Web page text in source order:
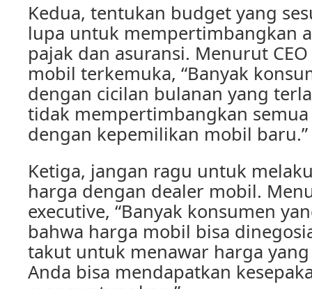
Kedua, tentukan budget yang
lupa untuk mempertimbangkan
pajak dan asuransi. Menurut
mobil terkemuka, “Banyak
dengan cicilan bulanan yang
tidak mempertimbangkan
dengan kepemilikan mobil baru.”
Ketiga, jangan ragu untuk
harga dengan dealer mobil.
executive, “Banyak konsumen
bahwa harga mobil bisa
takut untuk menawar harga
Anda bisa mendapatkan